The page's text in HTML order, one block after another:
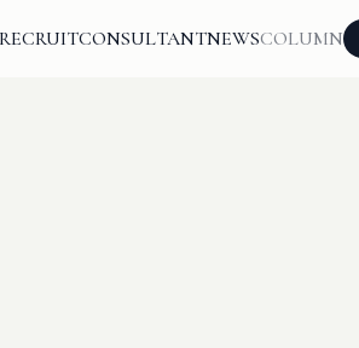
CONSULTANTNEWSCOLUMN